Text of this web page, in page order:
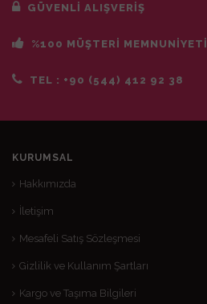
GÜVENLİ ALIŞVERİŞ
%100 MÜŞTERİ MEMNUNİYETİ
TEL : +90 (544) 412 92 38
KURUMSAL
Hakkımızda
İletişim
Mesafeli Satış Sözleşmesi
Gizlilik ve Kullanım Şartları
Kargo ve Taşıma Bilgileri